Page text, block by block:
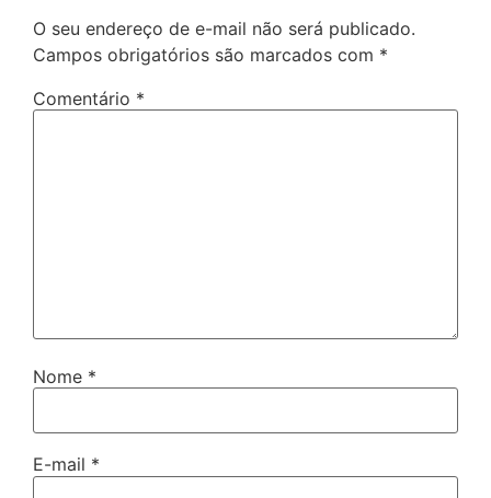
O seu endereço de e-mail não será publicado.
Campos obrigatórios são marcados com *
Comentário *
Nome *
E-mail *